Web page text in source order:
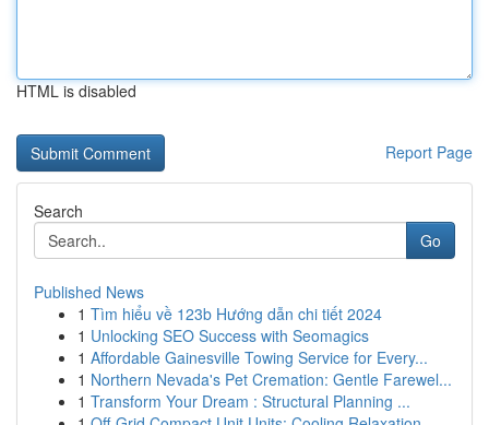
HTML is disabled
Report Page
Search
Go
Published News
1 Tìm hiểu về 123b Hướng dẫn chi tiết 2024
1 Unlocking SEO Success with Seomagics
1 Affordable Gainesville Towing Service for Every...
1 Northern Nevada's Pet Cremation: Gentle Farewel...
1 Transform Your Dream : Structural Planning ...